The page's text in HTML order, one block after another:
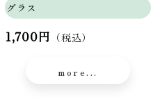
グラス
1,700円 （税込）
more...